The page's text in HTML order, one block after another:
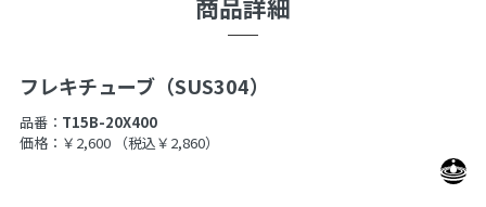
フレキチューブ（SUS304）
品番： T15B-20X400
価格：￥2,600
（税込￥2,860）